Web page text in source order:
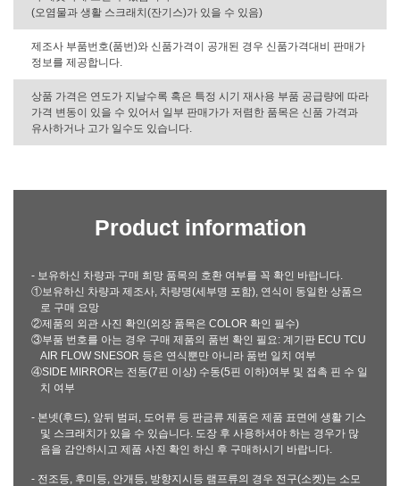
(오염물과 생활 스크래치(잔기스)가 있을 수 있음)
제조사 부품번호(품번)와 신품가격이 공개된 경우 신품가격대비 판매가
정보를 제공합니다.
상품 가격은 연도가 지날수록 혹은 특정 시기 재사용 부품 공급량에 따라
가격 변동이 있을 수 있어서 일부 판매가가 저렴한 품목은 신품 가격과
유사하거나 고가 일수도 있습니다.
Product information
- 보유하신 차량과 구매 희망 품목의 호환 여부를 꼭 확인 바랍니다.
①보유하신 차량과 제조사, 차량명(세부명 포함), 연식이 동일한 상품으
로 구매 요망
②제품의 외관 사진 확인(외장 품목은 COLOR 확인 필수)
③부품 번호를 아는 경우 구매 제품의 품번 확인 필요: 계기판 ECU TCU
AIR FLOW SNESOR 등은 연식뿐만 아니라 품번 일치 여부
④SIDE MIRROR는 전동(7핀 이상) 수동(5핀 이하)여부 및 접촉 핀 수 일
치 여부
- 본넷(후드), 앞뒤 범퍼, 도어류 등 판금류 제품은 제품 표면에 생활 기스
및 스크래치가 있을 수 있습니다. 도장 후 사용하셔야 하는 경우가 많
음을 감안하시고 제품 사진 확인 하신 후 구매하시기 바랍니다.
- 전조등, 후미등, 안개등, 방향지시등 램프류의 경우 전구(소켓)는 소모